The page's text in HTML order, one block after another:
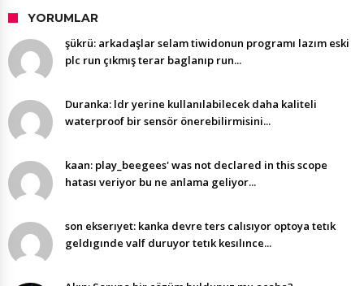
YORUMLAR
şükrü: arkadaşlar selam tiwidonun programı lazım eski
plc run çıkmış terar baglanıp run...
Duranka: ldr yerine kullanılabilecek daha kaliteli
waterproof bir sensör önerebilirmisini...
kaan: play_beegees' was not declared in this scope
hatası veriyor bu ne anlama geliyor...
son ekserıyet: kanka devre ters calısıyor optoya tetık
geldıgınde valf duruyor tetık kesılınce...